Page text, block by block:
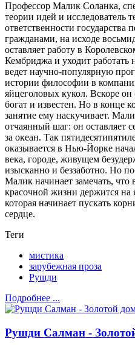
Профессор Малик Соланка,
теории идей и исследователь
ответственности государства
гражданами, на исходе
оставляет работу в
Кембриджа и уходит работать
ведет научно-популярную
истории философии в
яйцеголовых кукол. Вскоре он
богат и известен. Но в конце
занятие ему наскучивает.
отчаянный шаг: он оставляет
за океан. Так
оказывается в Нью-Йорке
века, городе, живущем
изысканно и беззаботно. Но
Малик начинает замечать, что
красочной жизни держится на
которая начинает пускать
сердце.
Теги
мистика
зарубежная проза
Рушди
Подробнее ...
Рушди Салман -